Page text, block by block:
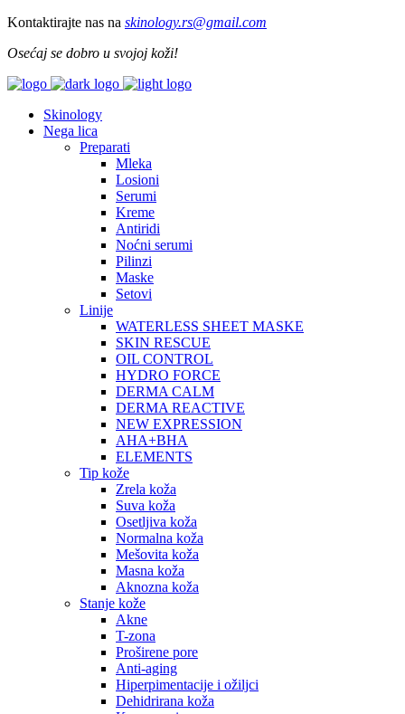
Kontaktirajte nas na skinology.rs@gmail.com
Osećaj se dobro u svojoj koži!
Skinology
Nega lica
Preparati
Mleka
Losioni
Serumi
Kreme
Antiridi
Noćni serumi
Pilinzi
Maske
Setovi
Linije
WATERLESS SHEET MASKE
SKIN RESCUE
OIL CONTROL
HYDRO FORCE
DERMA CALM
DERMA REACTIVE
NEW EXPRESSION
AHA+BHA
ELEMENTS
Tip kože
Zrela koža
Suva koža
Osetljiva koža
Normalna koža
Mešovita koža
Masna koža
Aknozna koža
Stanje kože
Akne
T-zona
Proširene pore
Anti-aging
Hiperpimentacije i ožiljci
Dehidrirana koža